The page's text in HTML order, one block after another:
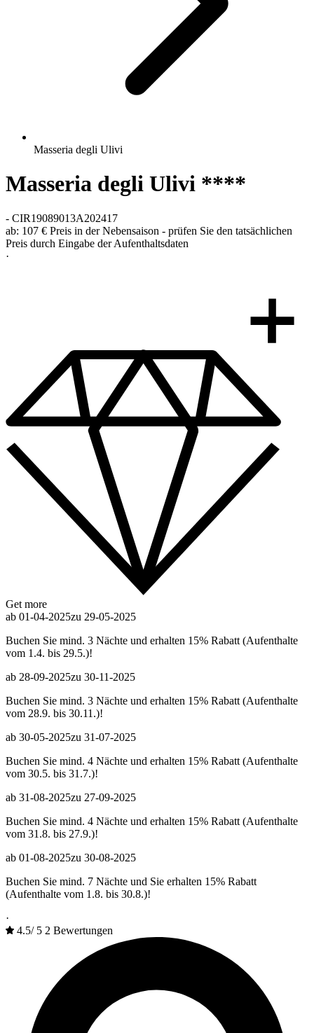
Masseria degli Ulivi
Masseria degli Ulivi ****
- CIR19089013A202417
ab: 107 € Preis in der Nebensaison - prüfen Sie den tatsächlichen
Preis durch Eingabe der Aufenthaltsdaten
·
Get more
ab 01-04-2025zu 29-05-2025
Buchen Sie mind. 3 Nächte und erhalten 15% Rabatt (Aufenthalte
vom 1.4. bis 29.5.)!
ab 28-09-2025zu 30-11-2025
Buchen Sie mind. 3 Nächte und erhalten 15% Rabatt (Aufenthalte
vom 28.9. bis 30.11.)!
ab 30-05-2025zu 31-07-2025
Buchen Sie mind. 4 Nächte und erhalten 15% Rabatt (Aufenthalte
vom 30.5. bis 31.7.)!
ab 31-08-2025zu 27-09-2025
Buchen Sie mind. 4 Nächte und erhalten 15% Rabatt (Aufenthalte
vom 31.8. bis 27.9.)!
ab 01-08-2025zu 30-08-2025
Buchen Sie mind. 7 Nächte und Sie erhalten 15% Rabatt
(Aufenthalte vom 1.8. bis 30.8.)!
·
4.5/ 5 2 Bewertungen